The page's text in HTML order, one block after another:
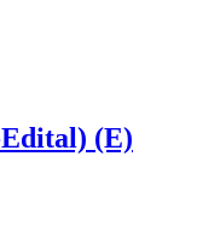
(E)